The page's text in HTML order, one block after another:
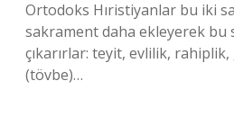
Ortodoks Hıristiyanlar bu iki
sakrament daha ekleyerek bu
çıkarırlar: teyit, evlilik,
(tövbe)…